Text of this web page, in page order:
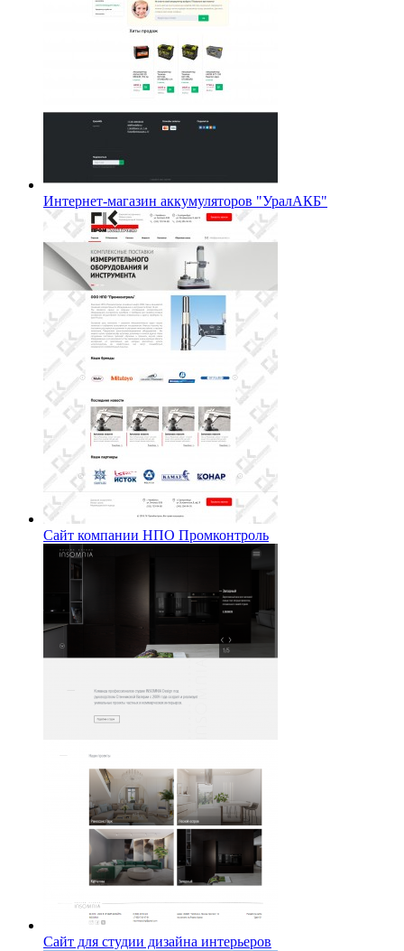
Интернет-магазин аккумуляторов "УралАКБ"
Сайт компании НПО Промконтроль
Сайт для студии дизайна интерьеров